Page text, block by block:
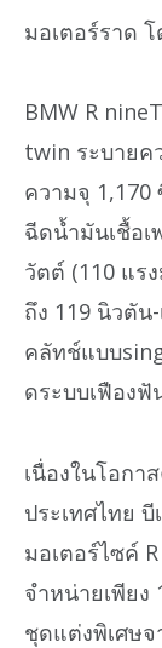
มอเตอร์ราด โ
BMW R
twin ระบายค
ความจุ 1,170
ฉีดน้ำมันเชื้อเ
วัตต์ (110 แร
ถึง 119 นิวตัน
คลัทช์แบบ
ดระบบเฟืองฟั
เนื่องในโอกา
ประเทศไทย
มอเตอร์ไซค์
จำหน่ายเพีย
ชุดแต่งพิเศษ